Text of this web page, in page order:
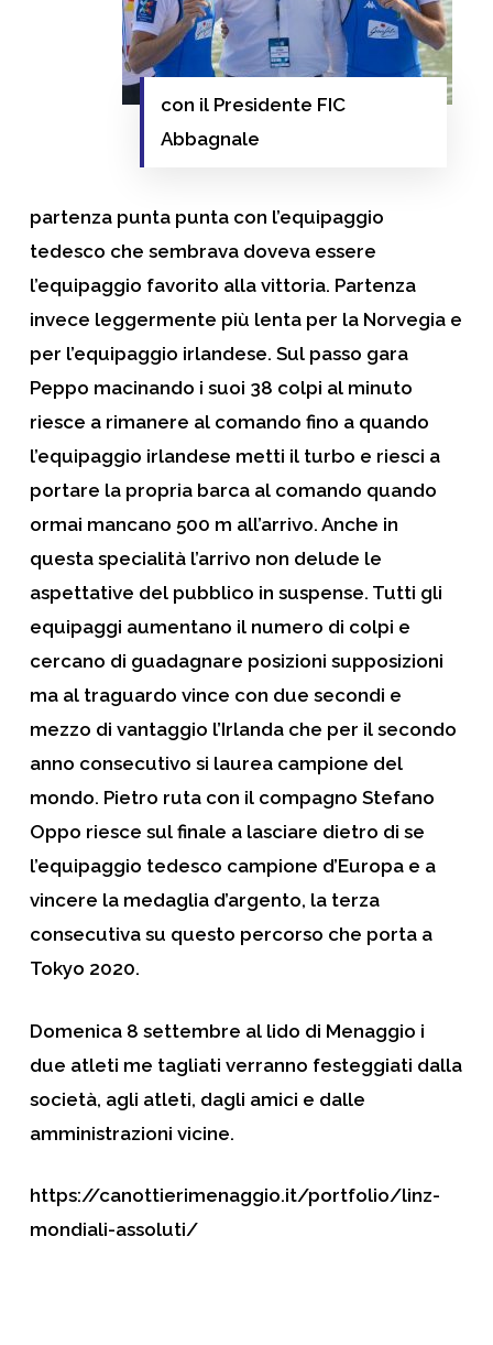
con il Presidente FIC
Abbagnale
partenza punta punta con l’equipaggio
tedesco che sembrava doveva essere
l’equipaggio favorito alla vittoria. Partenza
invece leggermente più lenta per la Norvegia e
per l’equipaggio irlandese. Sul passo gara
Peppo macinando i suoi 38 colpi al minuto
riesce a rimanere al comando fino a quando
l’equipaggio irlandese metti il turbo e riesci a
portare la propria barca al comando quando
ormai mancano 500 m all’arrivo. Anche in
questa specialità l’arrivo non delude le
aspettative del pubblico in suspense. Tutti gli
equipaggi aumentano il numero di colpi e
cercano di guadagnare posizioni supposizioni
ma al traguardo vince con due secondi e
mezzo di vantaggio l’Irlanda che per il secondo
anno consecutivo si laurea campione del
mondo. Pietro ruta con il compagno Stefano
Oppo riesce sul finale a lasciare dietro di se
l’equipaggio tedesco campione d’Europa e a
vincere la medaglia d’argento, la terza
consecutiva su questo percorso che porta a
Tokyo 2020.
Domenica 8 settembre al lido di Menaggio i
due atleti me tagliati verranno festeggiati dalla
società, agli atleti, dagli amici e dalle
amministrazioni vicine.
https://canottierimenaggio.it/portfolio/linz-
mondiali-assoluti/